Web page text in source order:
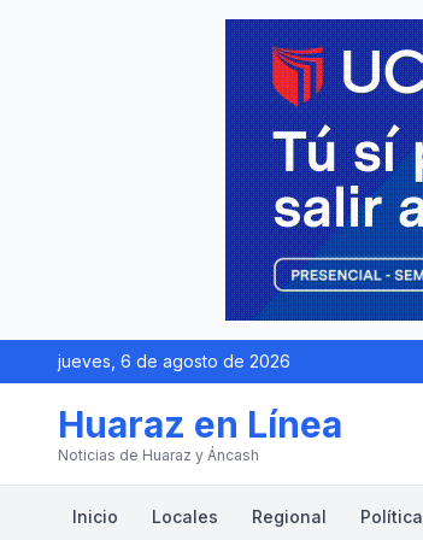
jueves, 6 de agosto de 2026
Huaraz en Línea
Noticias de Huaraz y Áncash
Inicio Locales Regional Política